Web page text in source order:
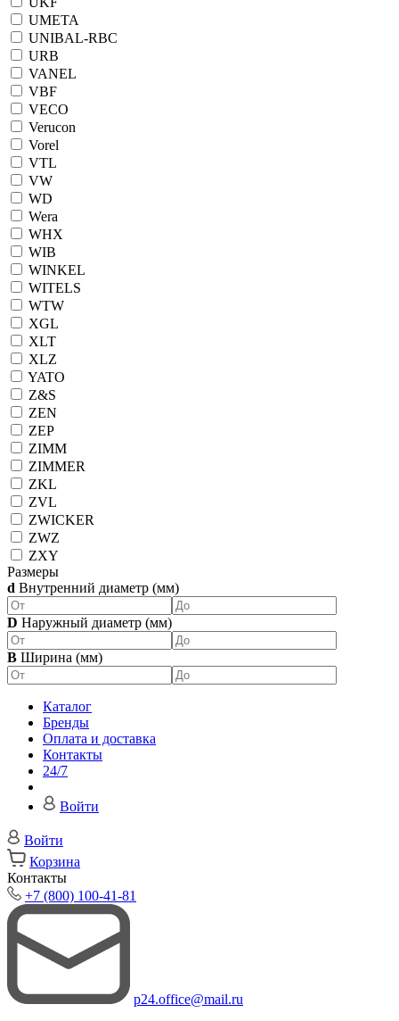
UMETA
UNIBAL-RBC
URB
VANEL
VBF
VECO
Verucon
Vorel
VTL
VW
WD
Wera
WHX
WIB
WINKEL
WITELS
WTW
XGL
XLT
XLZ
YATO
Z&S
ZEN
ZEP
ZIMM
ZIMMER
ZKL
ZVL
ZWICKER
ZWZ
ZXY
Размеры
d Внутренний диаметр (мм)
D Наружный диаметр (мм)
B Ширина (мм)
Каталог
Бренды
Оплата и доставка
Контакты
24/7
Войти
Войти
Корзина
Контакты
+7 (800) 100-41-81
p24.office@mail.ru